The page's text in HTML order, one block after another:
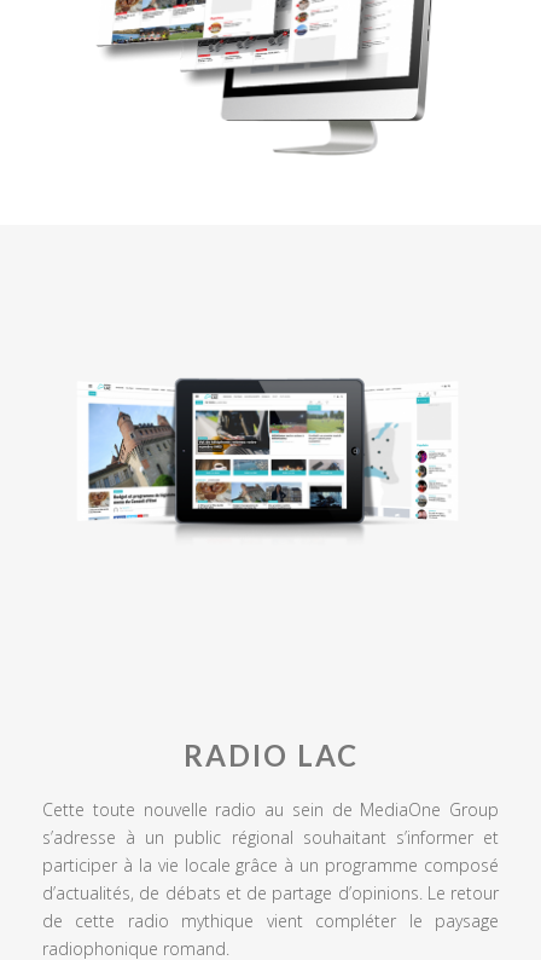
RADIO LAC
Cette toute nouvelle radio au sein de MediaOne Group
s’adresse à un public régional souhaitant s’informer et
participer à la vie locale grâce à un programme composé
d’actualités, de débats et de partage d’opinions. Le retour
de cette radio mythique vient compléter le paysage
radiophonique romand.